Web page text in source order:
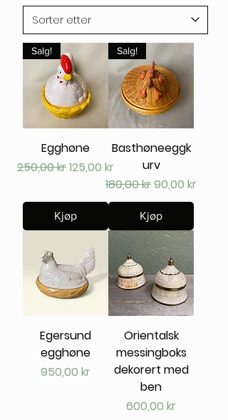
Salg!
Egghøne
Vanlig pris
250,00 krSalgspris
125,00 kr
Kjøp
Salg!
Basthøneeggk
urv
Vanlig pris
180,00 krSalgspris
90,00 kr
Kjøp
Egersund
egghøne
Pris
950,00 kr
Orientalsk
messingboks
dekorert med
ben
Pris
600,00 kr